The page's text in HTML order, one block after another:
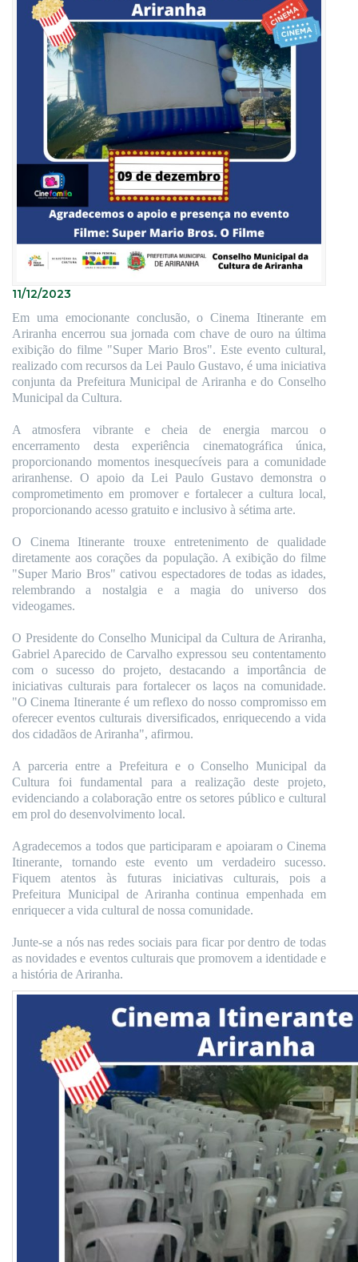
11/12/2023
Em uma emocionante conclusão, o Cinema Itinerante em
Ariranha encerrou sua jornada com chave de ouro na última
exibição do filme "Super Mario Bros". Este evento cultural,
realizado com recursos da Lei Paulo Gustavo, é uma iniciativa
conjunta da Prefeitura Municipal de Ariranha e do Conselho
Municipal da Cultura.
A atmosfera vibrante e cheia de energia marcou o
encerramento desta experiência cinematográfica única,
proporcionando momentos inesquecíveis para a comunidade
ariranhense. O apoio da Lei Paulo Gustavo demonstra o
comprometimento em promover e fortalecer a cultura local,
proporcionando acesso gratuito e inclusivo à sétima arte.
O Cinema Itinerante trouxe entretenimento de qualidade
diretamente aos corações da população. A exibição do filme
"Super Mario Bros" cativou espectadores de todas as idades,
relembrando a nostalgia e a magia do universo dos
videogames.
O Presidente do Conselho Municipal da Cultura de Ariranha,
Gabriel Aparecido de Carvalho expressou seu contentamento
com o sucesso do projeto, destacando a importância de
iniciativas culturais para fortalecer os laços na comunidade.
"O Cinema Itinerante é um reflexo do nosso compromisso em
oferecer eventos culturais diversificados, enriquecendo a vida
dos cidadãos de Ariranha", afirmou.
A parceria entre a Prefeitura e o Conselho Municipal da
Cultura foi fundamental para a realização deste projeto,
evidenciando a colaboração entre os setores público e cultural
em prol do desenvolvimento local.
Agradecemos a todos que participaram e apoiaram o Cinema
Itinerante, tornando este evento um verdadeiro sucesso.
Fiquem atentos às futuras iniciativas culturais, pois a
Prefeitura Municipal de Ariranha continua empenhada em
enriquecer a vida cultural de nossa comunidade.
Junte-se a nós nas redes sociais para ficar por dentro de todas
as novidades e eventos culturais que promovem a identidade e
a história de Ariranha.